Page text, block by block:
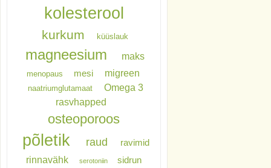
kolesterool
kurkum küüslauk
magneesium maks
menopaus mesi migreen
naatriumglutamaat
Omega 3
rasvhapped
osteoporoos
põletik raud ravimid
rinnavähk serotoniin sidrun